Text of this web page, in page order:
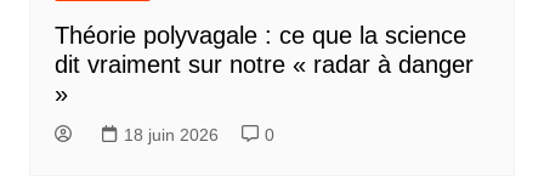
Théorie polyvagale : ce que la science
dit vraiment sur notre « radar à danger
»
18 juin 2026 0